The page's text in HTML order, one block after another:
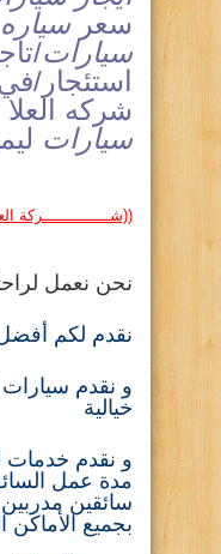
سعرسياره
سيارات/
شركه
سيارات
((شــــــــــــــركة
نحن نعمل
نقدم لكم
و نقدم سيارات
خيالية
و نقدم خدمات
مدة عمل السائق 12
سائقين
بجميع الأماكن